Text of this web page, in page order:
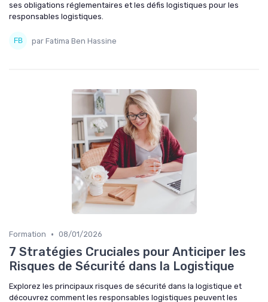
ses obligations réglementaires et les défis logistiques pour les
responsables logistiques.
par Fatima Ben Hassine
Formation • 08/01/2026
7 Stratégies Cruciales pour Anticiper les
Risques de Sécurité dans la Logistique
Explorez les principaux risques de sécurité dans la logistique et
découvrez comment les responsables logistiques peuvent les